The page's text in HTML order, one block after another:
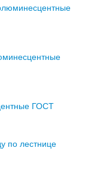
ГОСТ
по лестнице